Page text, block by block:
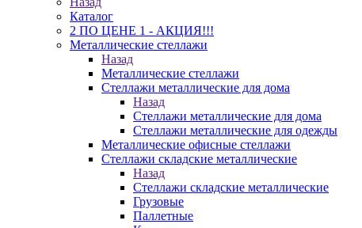
Каталог
2 ПО ЦЕНЕ 1 - АКЦИЯ!!!
Металлические стеллажи
Назад
Металлические стеллажи
Стеллажи металлические для дома
Назад
Стеллажи металлические для дома
Стеллажи металлические для одежды
Металлические офисные стеллажи
Стеллажи складские металлические
Назад
Стеллажи складские металлические
Грузовые
Паллетные